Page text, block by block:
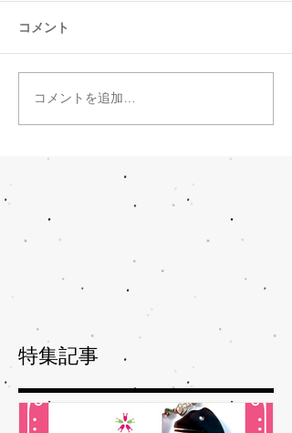
コメント
コメントを追加…
特集記事